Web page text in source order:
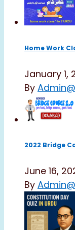
Home Work
January 1,
By
2022 Bridge
June 16,
By